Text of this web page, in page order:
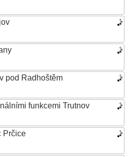
pod Radhoštěm
funkcemi Trutnov
Prčice